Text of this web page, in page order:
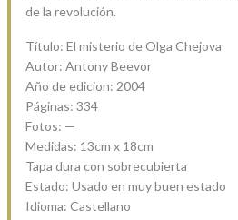
de la revolución.
Título: El misterio de Olga Chejova
Autor: Antony Beevor
Año de edicion: 2004
Páginas: 334
Fotos: —
Medidas: 13cm x 18cm
Tapa dura con sobrecubierta
Estado: Usado en muy buen estado
Idioma: Castellano